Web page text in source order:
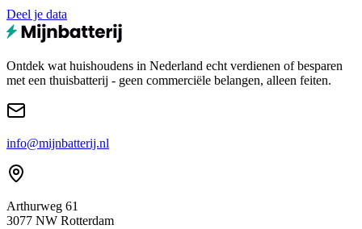
Deel je data
Ontdek wat huishoudens in Nederland echt verdienen of besparen
met een thuisbatterij - geen commerciële belangen, alleen feiten.
info@mijnbatterij.nl
Arthurweg 61
3077 NW Rotterdam